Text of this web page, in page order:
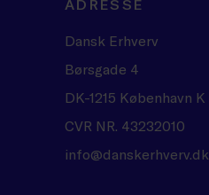
ADRESSE
Dansk Erhverv
Børsgade 4
DK-1215 København K
CVR NR. 43232010
info@danskerhverv.dk